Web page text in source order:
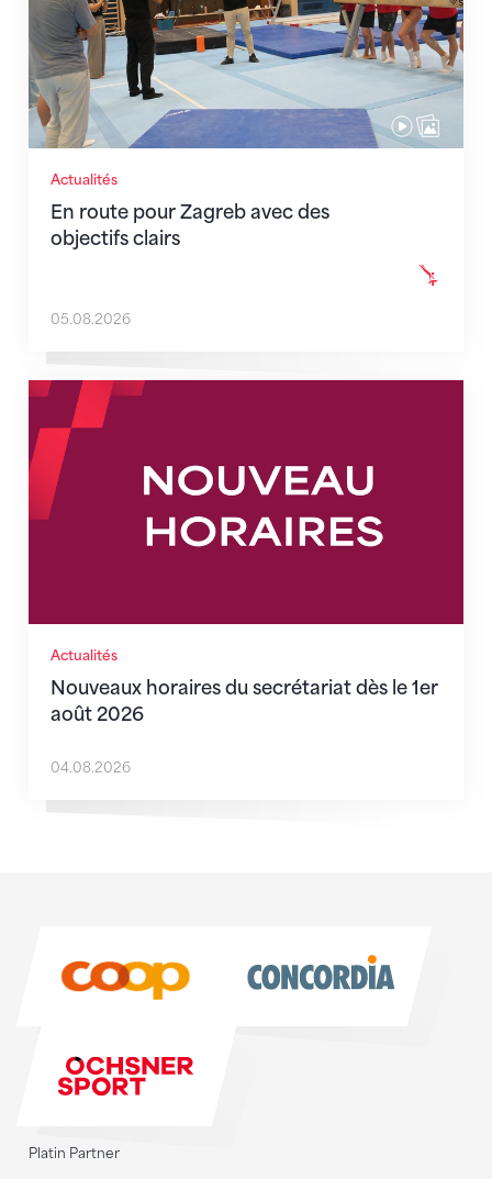
Actualités
En route pour Zagreb avec des
objectifs clairs
05.08.2026
Actualités
Nouveaux horaires du secrétariat dès le 1er
août 2026
Nouveaux horaires du secrétariat dès le 1er août
04.08.2026
Platin Partner